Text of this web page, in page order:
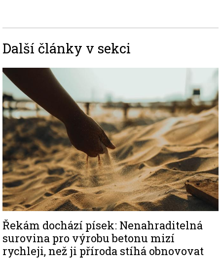
Další články v sekci
Image
Řekám dochází písek: Nenahraditelná
surovina pro výrobu betonu mizí
rychleji, než ji příroda stíhá obnovovat